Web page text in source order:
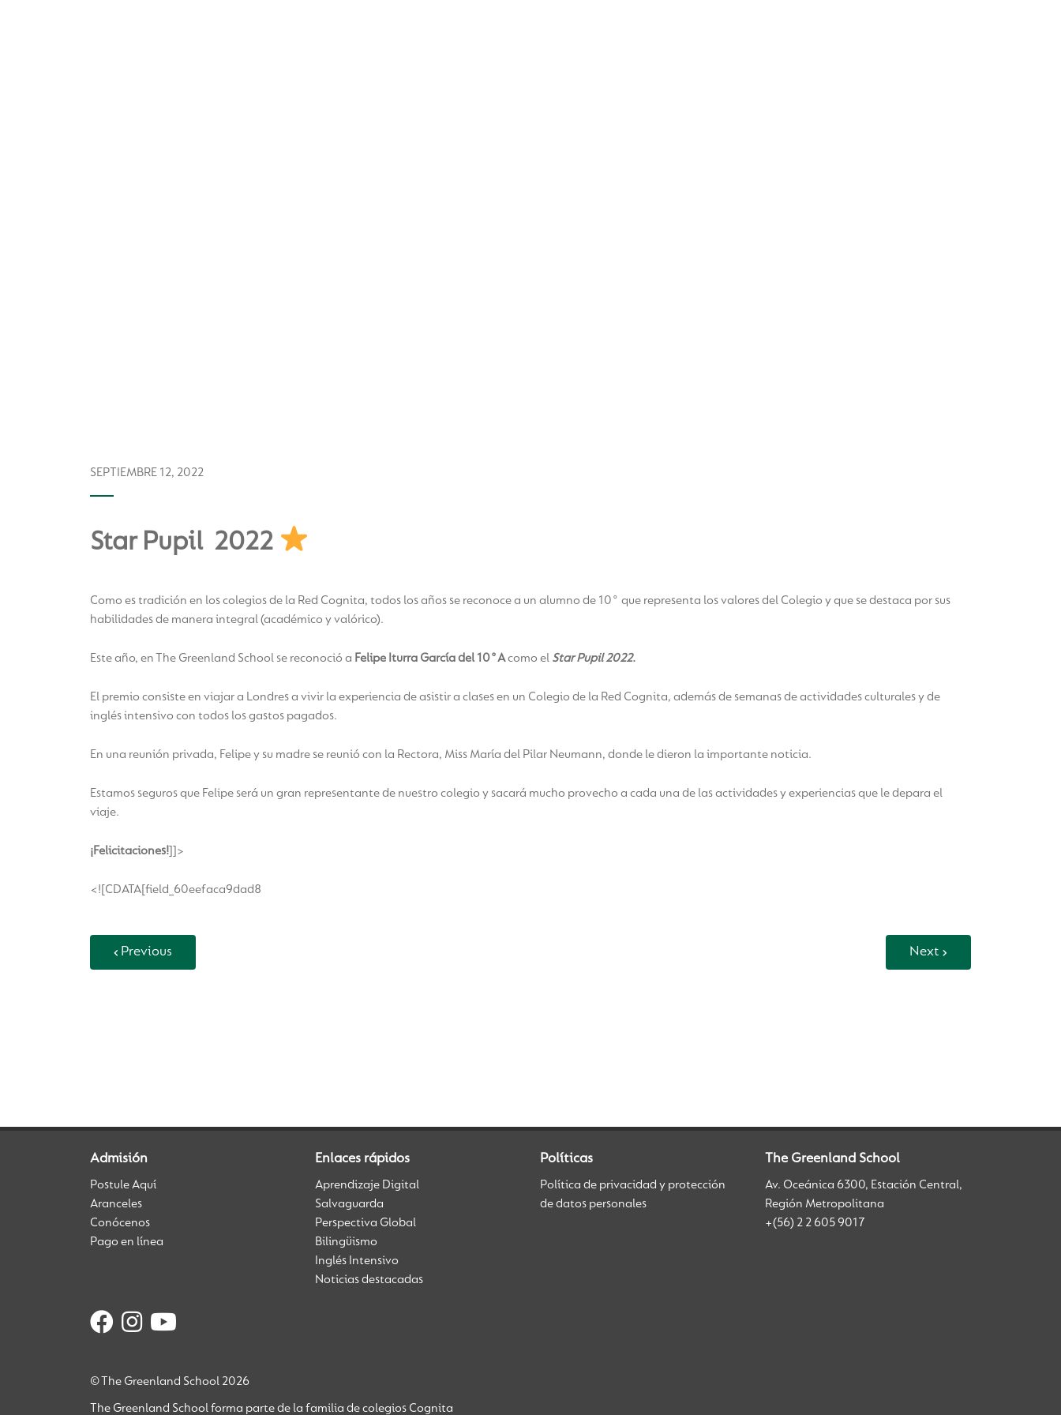
SEPTIEMBRE 12, 2022
Star Pupil 2022
Como es tradición en los colegios de la Red Cognita, todos los años se reconoce a un alumno de 10° que representa los valores del Colegio y que se destaca por sus
habilidades de manera integral (académico y valórico).
Este año, en The Greenland School se reconoció a Felipe Iturra García del 10°Acomo el Star Pupil 2022.
El premio consiste en viajar a Londres a vivir la experiencia de asistir a clases en un Colegio de la Red Cognita, además de semanas de actividades culturales y de
inglés intensivo con todos los gastos pagados.
En una reunión privada, Felipe y su madre se reunió con la Rectora, Miss María del Pilar Neumann, donde le dieron la importante noticia.
Estamos seguros que Felipe será un gran representante de nuestro colegio y sacará mucho provecho a cada una de las actividades y experiencias que le depara el
viaje.
¡Felicitaciones! ]]>
<![CDATA[field_60eefaca9dad8
Previous Next
Admisión
Postule Aquí
Aranceles
Conócenos
Pago en línea
Enlaces rápidos
Aprendizaje Digital
Salvaguarda
Perspectiva Global
Bilingüismo
Inglés Intensivo
Noticias destacadas
Políticas
Política de privacidad y protección
de datos personales
The Greenland School
Av. Oceánica 6300, Estación Central,
Región Metropolitana
+(56) 2 2 605 9017
© The Greenland School 2026
The Greenland School forma parte de la familia de colegios Cognita